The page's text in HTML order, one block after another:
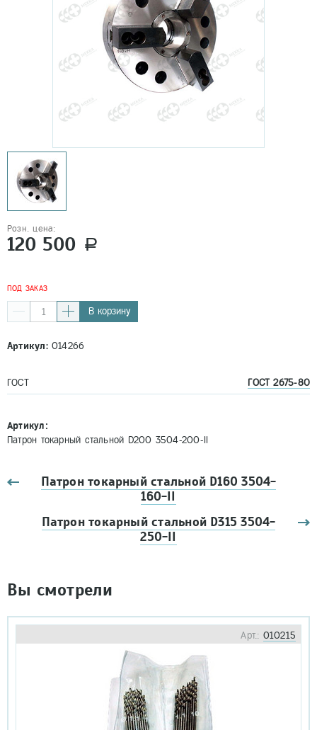
Розн. цена:
120 500 a
ПОД ЗАКАЗ
В корзину
Артикул:014266
ГОСТ ГОСТ 2675-80
Артикул:
Патрон токарный стальной D200 3504-200-II
Патрон токарный стальной D160 3504-
160-II
Патрон токарный стальной D315 3504-
250-II
Вы смотрели
Арт.: 010215